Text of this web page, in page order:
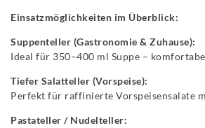
Einsatzmöglichkeiten im Überblick:
Suppenteller (Gastronomie & Zuhause):
Ideal für 350–400 ml Suppe –
Tiefer Salatteller (Vorspeise):
Perfekt für raffinierte Vorspeisensalate
Pastateller / Nudelteller: